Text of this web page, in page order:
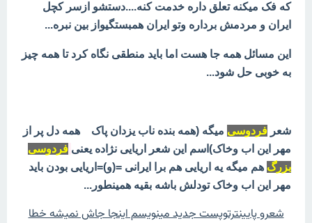
که فک میکنه تعلق داره خدمت کنه....دستشو ازسر کچل
ایران و مردمش برداره وتو ایران همبستگیواز بین نبره...
این مسائل همه جا هست اما باید منطقی نگاه کرد تا همه چیز
به خوبی حل شود...
شعر فردوسی میگه (همه بنده ناب یزدان پاک همه دل پر از
مهر این اب وخاک)اسم این شعر اریایی نژاده یعنی فردوسی
بزرگ هم میگه یه اریایی هم برا ایرانی =(و)=اریایی بودن باید
مهر این اب وخاک تودلش باشه بقیه همینطور...
شعرو پایینترتوپست جدید مینویسم اینجا جاش نمیشه خطا